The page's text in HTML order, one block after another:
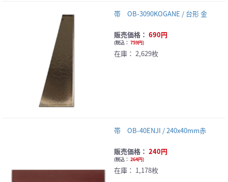
帯 OB-3090KOGANE / 台形 金
販売価格： 690円
(税込： 759円)
在庫： 2,629枚
帯 OB-40ENJI / 240x40mm赤
販売価格： 240円
(税込： 264円)
在庫： 1,178枚